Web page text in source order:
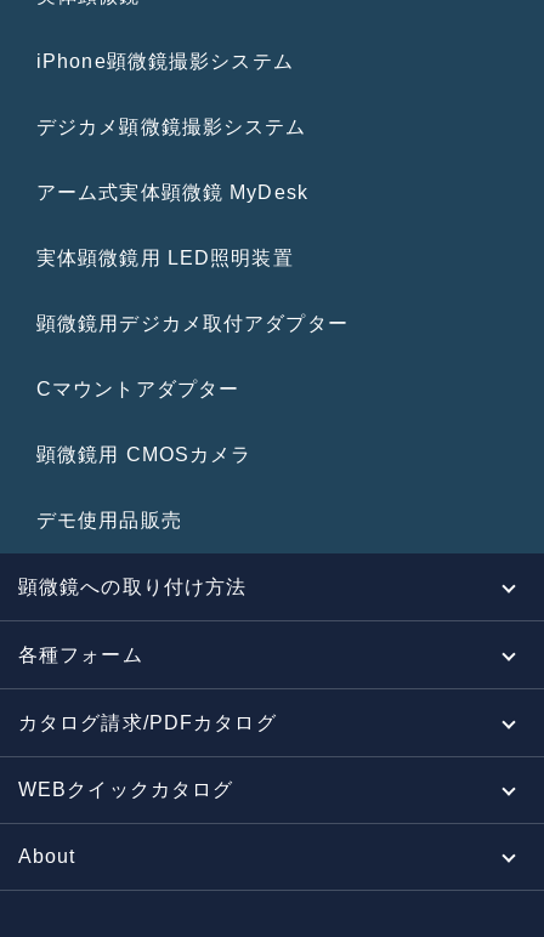
iPhone顕微鏡撮影システム
デジカメ顕微鏡撮影システム
アーム式実体顕微鏡 MyDesk
実体顕微鏡用 LED照明装置
顕微鏡用デジカメ取付アダプター
Cマウントアダプター
顕微鏡用 CMOSカメラ
デモ使用品販売
顕微鏡への取り付け方法
各種フォーム
カタログ請求/PDFカタログ
WEBクイックカタログ
About